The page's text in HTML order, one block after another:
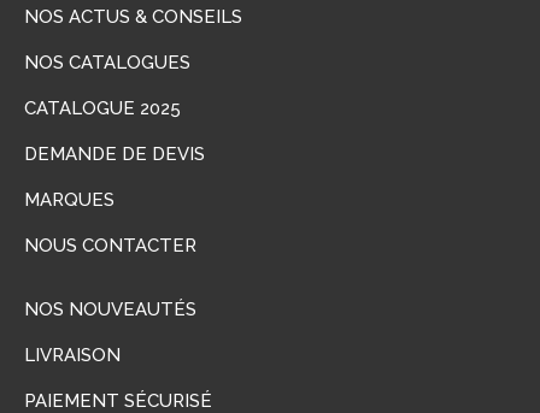
NOS ACTUS & CONSEILS
NOS CATALOGUES
CATALOGUE 2025
DEMANDE DE DEVIS
MARQUES
NOUS CONTACTER
NOS NOUVEAUTÉS
LIVRAISON
PAIEMENT SÉCURISÉ